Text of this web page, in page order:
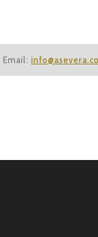
Email: